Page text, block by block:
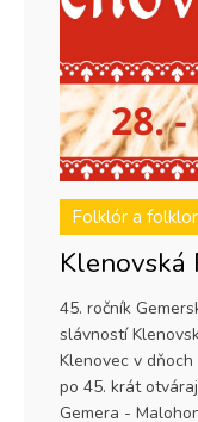
Folklór a
45. ročník
slávností
Klenovec v
po 45. krát
Gemera -